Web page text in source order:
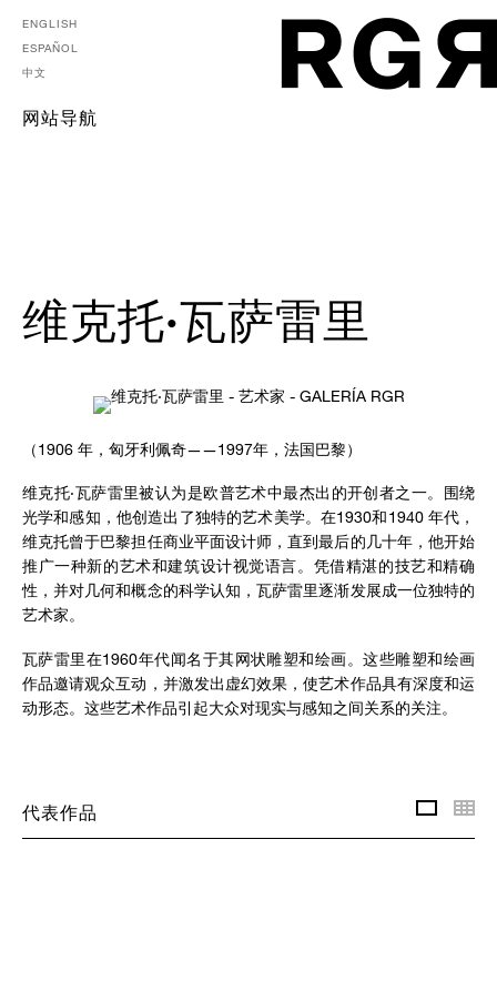
ENGLISH
ESPAÑOL
中文
网站导航
维克托·瓦萨雷里
（1906 年，匈牙利佩奇——1997年，法国巴黎）
维克托·瓦萨雷里被认为是欧普艺术中最杰出的开创者之一。围绕
光学和感知，他创造出了独特的艺术美学。在1930和1940 年代，
维克托曾于巴黎担任商业平面设计师，直到最后的几十年，他开始
推广一种新的艺术和建筑设计视觉语言。凭借精湛的技艺和精确
性，并对几何和概念的科学认知，瓦萨雷里逐渐发展成一位独特的
艺术家。
瓦萨雷里在1960年代闻名于其网状雕塑和绘画。这些雕塑和绘画
作品邀请观众互动，并激发出虚幻效果，使艺术作品具有深度和运
动形态。这些艺术作品引起大众对现实与感知之间关系的关注。
代表作品